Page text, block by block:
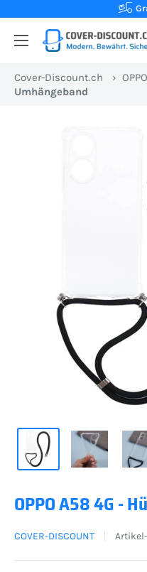
Inhalt
Cover-
Ihr
Onlineshop
Cover-Discount.ch › OPPO
Umhängeband
OPPO A58 4G -
COVER-DISCOUNT